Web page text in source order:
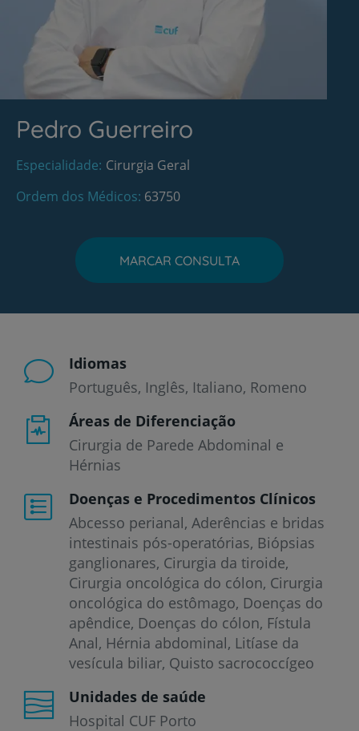
Pedro Guerreiro
Especialidade Cirurgia Geral
Ordem dos Médicos 63750
MARCAR CONSULTA
Idiomas
Português Inglês Italiano Romeno
Áreas de Diferenciação
Cirurgia de Parede Abdominal e
Hérnias
Doenças e Procedimentos Clínicos
Abcesso perianal Aderências e bridas
intestinais pós-operatórias Biópsias
ganglionares Cirurgia da tiroide
Cirurgia oncológica do cólon Cirurgia
oncológica do estômago Doenças do
apêndice Doenças do cólon Fístula
Anal Hérnia abdominal Litíase da
vesícula biliar Quisto sacrococcígeo
Unidades de saúde
Hospital CUF Porto